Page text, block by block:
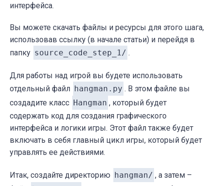
интерфейса.
Вы можете скачать файлы и ресурсы для этого шага,
использовав ссылку (в начале статьи) и перейдя в
папку source_code_step_1/ .
Для работы над игрой вы будете использовать
отдельный файл hangman.py . В этом файле вы
создадите класс Hangman , который будет
содержать код для создания графического
интерфейса и логики игры. Этот файл также будет
включать в себя главный цикл игры, который будет
управлять ее действиями.
Итак, создайте директорию hangman/ , а затем –